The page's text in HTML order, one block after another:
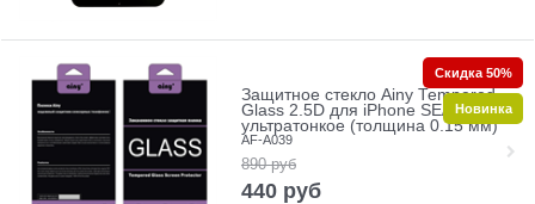
Защитное стекло Ainy Tempered
Glass 2.5D для iPhone SE/5/5c/5s
ультратонкое (толщина 0.15 мм)
AF-A039
890 руб
440 руб
Скидка 50%
Новинка